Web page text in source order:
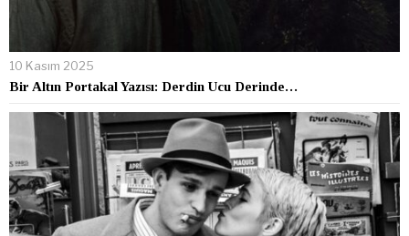
10 Kasım 2025
Bir Altın Portakal Yazısı: Derdin Ucu Derinde…